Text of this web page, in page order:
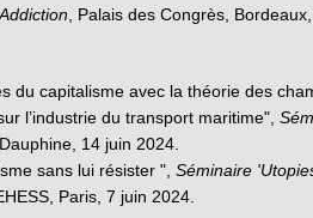
, Palais des Congrès,
du capitalisme avec la théorie des
l’industrie du transport maritime",
14 juin 2024.
sans lui résister ", Séminaire
Paris, 7 juin 2024.